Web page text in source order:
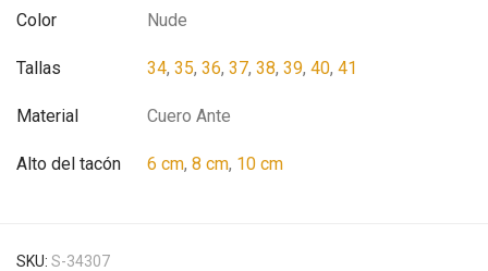
Color Nude
Tallas 34, 35, 36, 37, 38, 39, 40, 41
Material Cuero Ante
Alto del tacón 6 cm, 8 cm, 10 cm
SKU: S-34307